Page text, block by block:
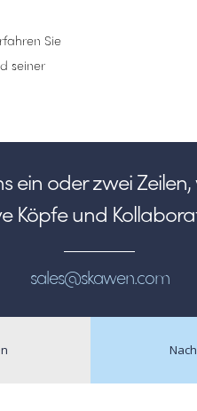
Sie
seiner
ein oder zwei
Köpfe und
sales@skawen.com